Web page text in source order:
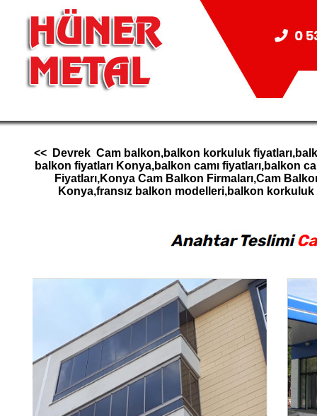
<< Devrek Cam balkon,balkon korkuluk
balkon fiyatları Konya,balkon camı fiyatları,balkon
Fiyatları,Konya Cam Balkon Firmaları,Cam
Konya,fransız balkon modelleri,balkon